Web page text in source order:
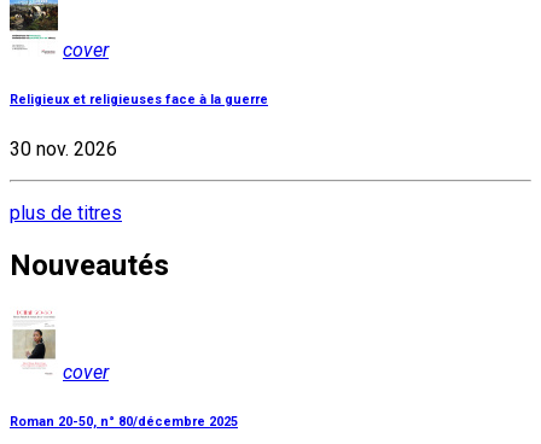
cover
Religieux et religieuses face à la guerre
30 nov. 2026
plus de titres
Nouveautés
cover
Roman 20-50, n° 80/décembre 2025